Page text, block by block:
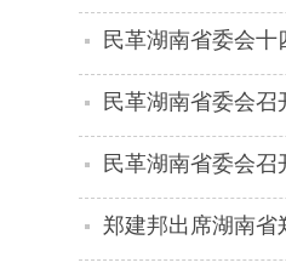
民革湖南省委会
民革湖南省委会召
民革湖南省委会
郑建邦出席湖南省